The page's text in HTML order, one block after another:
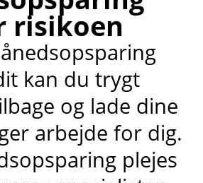
risikoen
kan du trygt
og lade dine
arbejde for dig.
plejes